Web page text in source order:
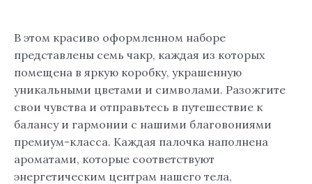
В этом красиво оформленном наборе
представлены семь чакр, каждая из которых
помещена в яркую коробку, украшенную
уникальными цветами и символами. Разожгите
свои чувства и отправьтесь в путешествие к
балансу и гармонии с нашими благовониями
премиум-класса. Каждая палочка наполнена
ароматами, которые соответствуют
энергетическим центрам нашего тела,